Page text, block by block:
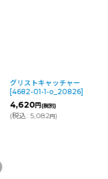
グリストキャッチャー
[4682-01-1-o_20826]
4,620円(税別)
(税込: 5,082円)